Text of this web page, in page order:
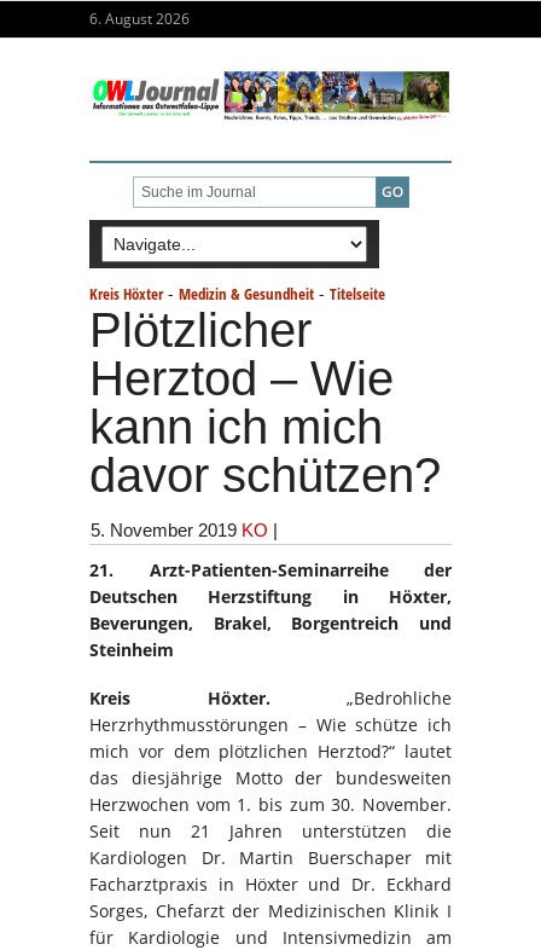
6. August 2026
Kreis Höxter- Medizin & Gesundheit - Titelseite
Plötzlicher
Herztod – Wie
kann ich mich
davor schützen?
5. November 2019 KO |
21. Arzt-Patienten-Seminarreihe der
Deutschen Herzstiftung in Höxter,
Beverungen, Brakel, Borgentreich und
Steinheim
Kreis Höxter. „Bedrohliche
Herzrhythmusstörungen – Wie schütze ich
mich vor dem plötzlichen Herztod?“ lautet
das diesjährige Motto der bundesweiten
Herzwochen vom 1. bis zum 30. November.
Seit nun 21 Jahren unterstützen die
Kardiologen Dr. Martin Buerschaper mit
Facharztpraxis in Höxter und Dr. Eckhard
Sorges, Chefarzt der Medizinischen Klinik I
für Kardiologie und Intensivmedizin am